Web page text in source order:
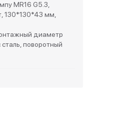
MR16 G5.3,
130*130*43 мм,
диаметр
поворотный